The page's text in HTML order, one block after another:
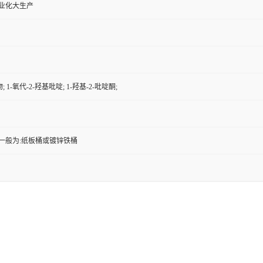
化大生产
1-氧代-2-羟基吡啶; 1-羟基-2-吡啶酮;
般为:纸板桶或镀锌铁桶